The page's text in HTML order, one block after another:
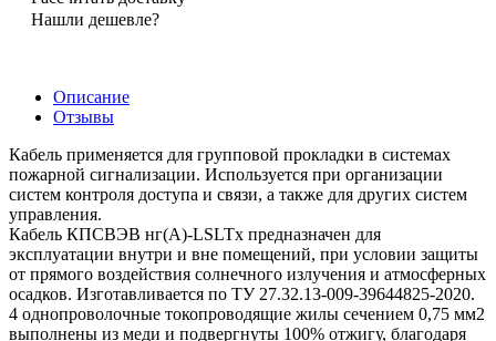
Нашли дешевле?
Описание
Отзывы
Кабель применяется для групповой прокладки в системах
пожарной сигнализации. Используется при организации
систем контроля доступа и связи, а также для других систем
управления.
Кабель КПСВЭВ нг(А)-LSLTx предназначен для
эксплуатации внутри и вне помещений, при условии защиты
от прямого воздействия солнечного излучения и атмосферных
осадков. Изготавливается по ТУ 27.32.13-009-39644825-2020.
4 однопроволочные токопроводящие жилы сечением 0,75 мм2
выполнены из меди и подвергнуты 100% отжигу, благодаря